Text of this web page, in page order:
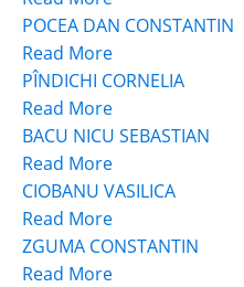
POCEA DAN CONSTANTIN
Read More
PÎNDICHI CORNELIA
Read More
BACU NICU SEBASTIAN
Read More
CIOBANU VASILICA
Read More
ZGUMA CONSTANTIN
Read More